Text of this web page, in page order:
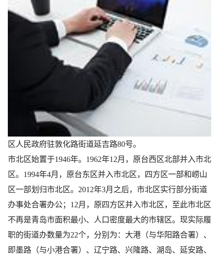
区人民政府驻敦化路街道延吉路80号。
市北区始置于1946年。1962年12月，原台西区北部并入市北
区。1994年4月，原台东区并入市北区，四方区一部和崂山
区一部划归市北区。2012年3月之后，市北区实行部分街道
办事处合署办公；12月，原四方区并入市北区，至此市北区
不再是青岛市面积最小、人口密度最大的市辖区。现实际履
职的街道办数量为22个，分别为：大港（与华阳路合署）、
即墨路（与小港合署）、辽宁路、兴隆路、湖岛、延安路、